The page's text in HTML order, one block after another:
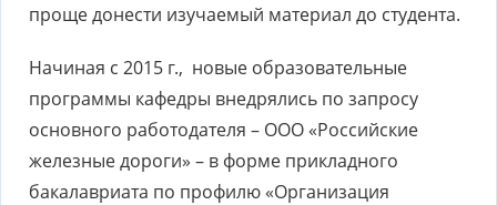
проще донести изучаемый материал до студента.
Начиная с 2015 г., новые образовательные
программы кафедры внедрялись по запросу
основного работодателя – ООО «Российские
железные дороги» – в форме прикладного
бакалавриата по профилю «Организация